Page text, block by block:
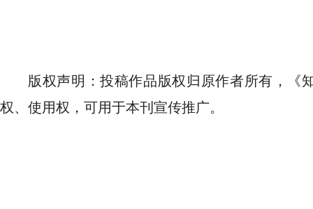
版权声明：投稿作品版权归原作者所有，《
权、使用权，可用于本刊宣传推广。